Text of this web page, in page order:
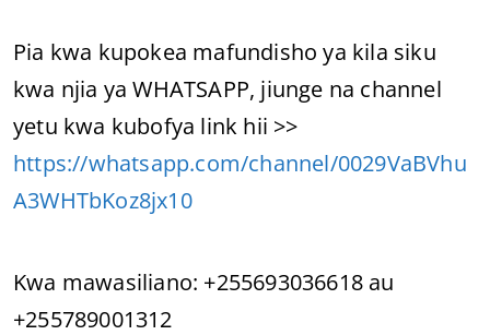
Pia kwa kupokea mafundisho ya kila siku
kwa njia ya WHATSAPP, jiunge na channel
yetu kwa kubofya link hii >>
https://whatsapp.com/channel/0029VaBVhu
A3WHTbKoz8jx10
Kwa mawasiliano: +255693036618 au
+255789001312